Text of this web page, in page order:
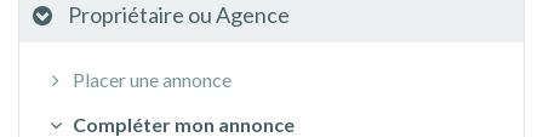
Propriétaire ou Agence
Placer une annonce
Compléter mon annonce